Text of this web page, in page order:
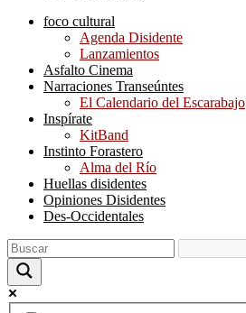
foco cultural
Agenda Disidente
Lanzamientos
Asfalto Cinema
Narraciones Transeúntes
El Calendario del Escarabajo
Inspírate
KitBand
Instinto Forastero
Alma del Río
Huellas disidentes
Opiniones Disidentes
Des-Occidentales